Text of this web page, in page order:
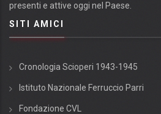
presenti e attive oggi nel Paese.
SITI AMICI
Cronologia Scioperi 1943-1945
Istituto Nazionale Ferruccio Parri
Fondazione CVL